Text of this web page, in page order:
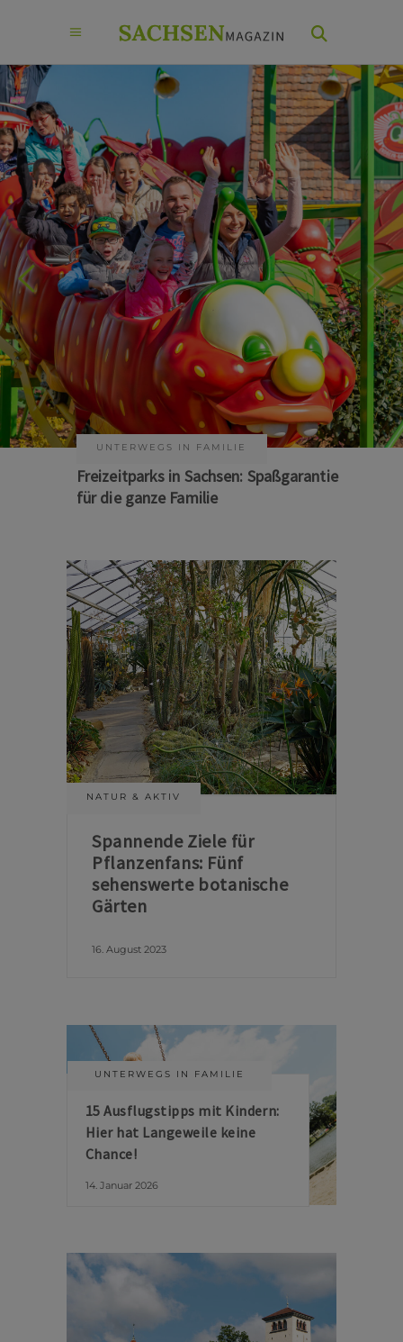
KUNST & KULTUR
Sommer auf Sachsens Theaterbühnen
NATUR & AKTIV
Spannende Ziele für
Pflanzenfans: Fünf
sehenswerte botanische
Gärten
16. August 2023
UNTERWEGS IN FAMILIE
15 Ausflugstipps mit Kindern:
Hier hat Langeweile keine
Chance!
14. Januar 2026